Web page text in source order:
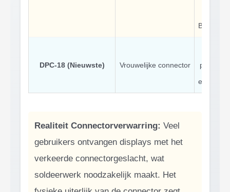
Bruin-
DPC-18 (Nieuwste) Vrouwelijke connector
protocol
extra
Realiteit Connectorverwarring: Veel
gebruikers ontvangen displays met het
verkeerde connectorgeslacht, wat
soldeerwerk noodzakelijk maakt. Het